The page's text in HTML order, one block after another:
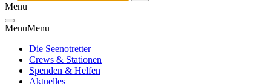
Menu
MenuMenu
Die Seenotretter
Crews & Stationen
Spenden & Helfen
Aktuelles